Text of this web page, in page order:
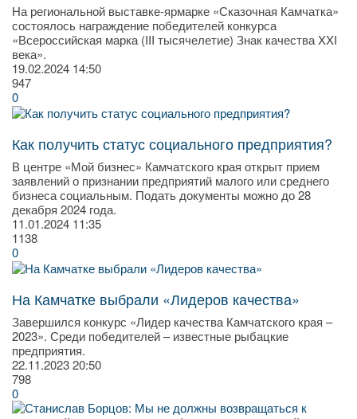
На региональной выставке-ярмарке «Сказочная Камчатка»
состоялось награждение победителей конкурса
«Всероссийская марка (III тысячелетие) Знак качества XXI
века».
19.02.2024 14:50
947
0
Как получить статус социального предприятия?
В центре «Мой бизнес» Камчатского края открыт прием
заявлений о признании предприятий малого или среднего
бизнеса социальным. Подать документы можно до 28
декабря 2024 года.
11.01.2024 11:35
1138
0
На Камчатке выбрали «Лидеров качества»
Завершился конкурс «Лидер качества Камчатского края –
2023». Среди победителей – известные рыбацкие
предприятия.
22.11.202320:50
798
0